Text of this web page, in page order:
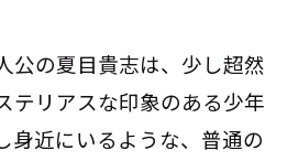
公の夏目貴志は、少し超然
テリアスな印象のある少年
身近にいるような、普通の